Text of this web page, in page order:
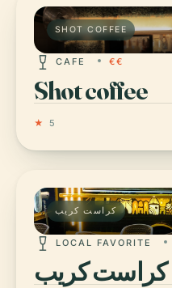
SHOT COFFEE
CAFE €€
Shot coffee
★ 5
كراست كريب
LOCAL FAVORITE
كراست كريب